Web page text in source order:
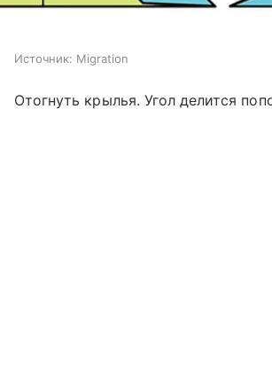
Источник: Migration
Отогнуть крылья. Угол делится